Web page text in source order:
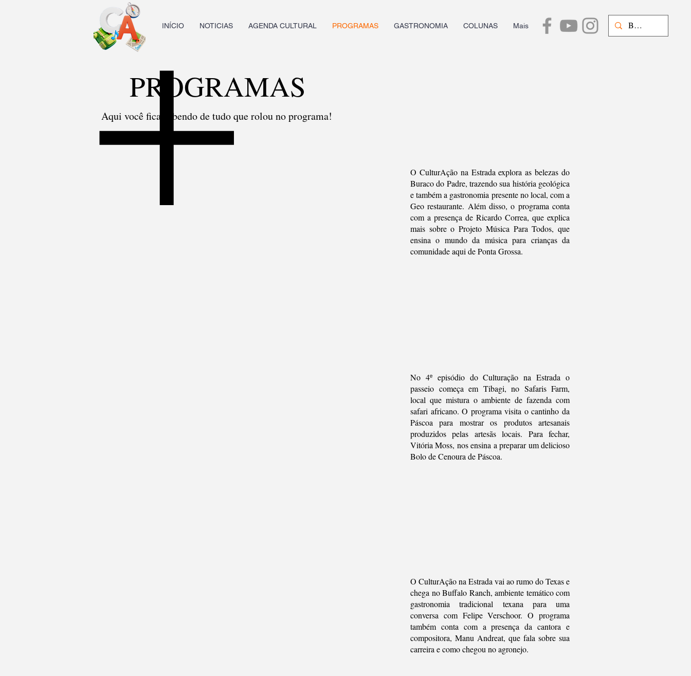
INÍCIO NOTICIAS AGENDA CULTURAL PROGRAMAS GASTRONOMIA COLUNAS Mais
PROGRAMAS
Aqui você fica sabendo de tudo que rolou no programa!
O CulturAção na Estrada explora as belezas do
Buraco do Padre, trazendo sua história geológica
e também a gastronomia presente no local, com a
Geo restaurante. Além disso, o programa conta
com a presença de Ricardo Correa, que explica
mais sobre o Projeto Música Para Todos, que
ensina o mundo da música para crianças da
comunidade aqui de Ponta Grossa.
No 4º episódio do Culturação na Estrada o
passeio começa em Tibagi, no Safaris Farm,
local que mistura o ambiente de fazenda com
safari africano. O programa visita o cantinho da
Páscoa para mostrar os produtos artesanais
produzidos pelas artesãs locais. Para fechar,
Vitória Moss, nos ensina a preparar um delicioso
Bolo de Cenoura de Páscoa.
O CulturAção na Estrada vai ao rumo do Texas e
chega no Buffalo Ranch, ambiente temático com
gastronomia tradicional texana para uma
conversa com Felipe Verschoor. O programa
também conta com a presença da cantora e
compositora, Manu Andreat, que fala sobre sua
carreira e como chegou no agronejo.